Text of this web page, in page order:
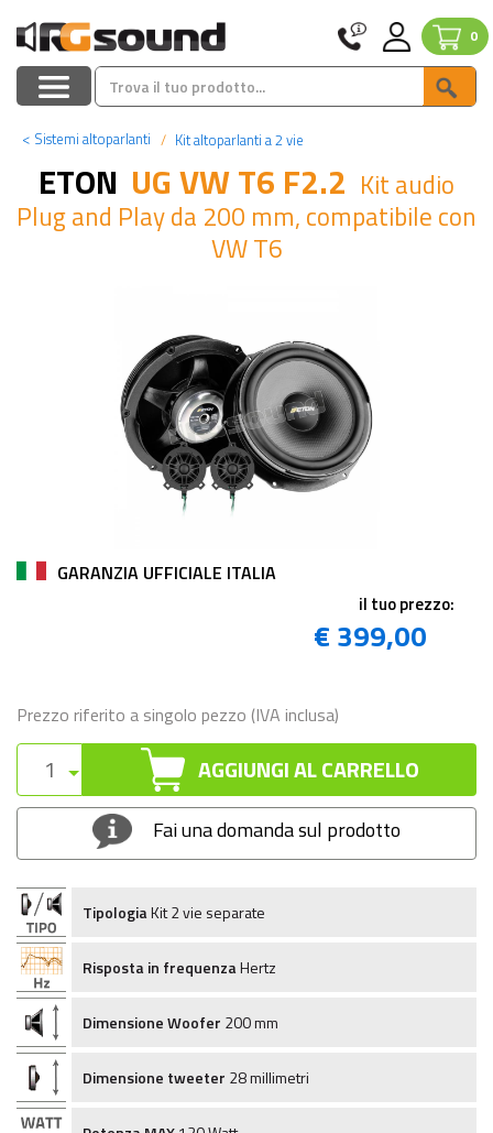
0
< Sistemi altoparlanti Kit altoparlanti a 2 vie
ETON UG VW T6 F2.2 Kit audio
Plug and Play da 200 mm, compatibile con
VW T6
GARANZIA UFFICIALE ITALIA
il tuo prezzo:
€ 399,00
Prezzo riferito a singolo pezzo (IVA inclusa)
AGGIUNGI AL CARRELLO
Fai una domanda sul prodotto
TipologiaKit 2 vie separate
Risposta in frequenzaHertz
Dimensione Woofer 200 mm
Dimensione tweeter 28 millimetri